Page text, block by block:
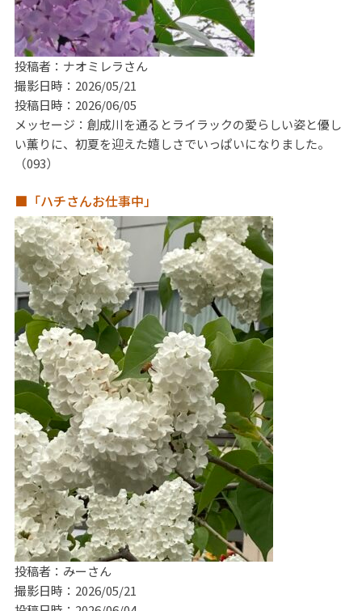
投稿者：ナオミレラさん
撮影日時：2026/05/21
投稿日時：2026/06/05
メッセージ：創成川を通るとライラックの愛らしい姿と優し
い薫りに、初夏を迎えた嬉しさでいっぱいになりました。
（093）
■「ハチさんお仕事中」
投稿者：みーさん
撮影日時：2026/05/21